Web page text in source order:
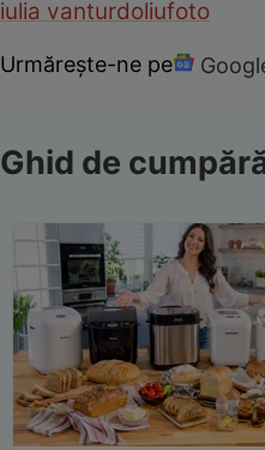
iulia vanturdoliufoto
Urmărește-ne pe
Ghid de